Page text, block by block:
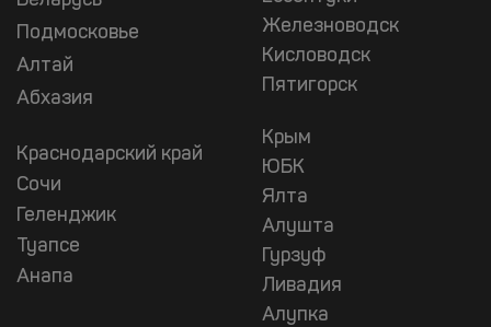
Подмосковье
Алтай
Абхазия
Краснодарский край
Сочи
Геленджик
Туапсе
Анапа
Железноводск
Кисловодск
Пятигорск
Крым
ЮБК
Ялта
Алушта
Гурзуф
Ливадия
Алупка